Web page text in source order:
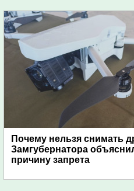
Почему нельзя снимать
Замгубернатора
причину запрета